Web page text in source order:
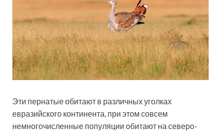
Эти пернатые обитают в различных уголках
евразийского континента, при этом совсем
немногочисленные популяции обитают на северо-